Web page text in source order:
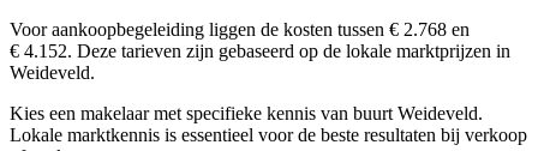
Voor aankoopbegeleiding liggen de kosten tussen € 2.768 en
€ 4.152. Deze tarieven zijn gebaseerd op de lokale marktprijzen in
Weideveld.
Kies een makelaar met specifieke kennis van buurt Weideveld.
Lokale marktkennis is essentieel voor de beste resultaten bij verkoop